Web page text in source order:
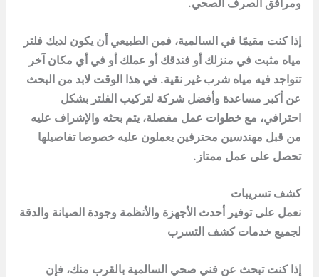
ومرافق الصرف الصحي.
إذا كنت مقيمًا في السالمية، فمن الطبيعي أن يكون لديك فلتر
مياه مثبت في منزلك أو فندقك أو عملك أو في أي مكان آخر
تتواجد فيه مياه شرب غير نقية. في هذا الوقت لابد من البحث
عن أكبر مساعدة وأفضل شركة لتركيب الفلتر بشكل
احترافي، مع خطوات عمل مفصلة، يتم بحثه والإشراف عليه
من قبل مهندسين محترفين يعملون عليه خصوصا تفاصيلها
تحصل على عمل ممتاز.
كشف تسريبات
نعمل على توفير أحدث الأجهزة والأنظمة وجودة الصيانة والدقة
لجميع خدمات كشف التسرب
إذا كنت تبحث عن فني صحي السالمية بالقرب منك، فإن